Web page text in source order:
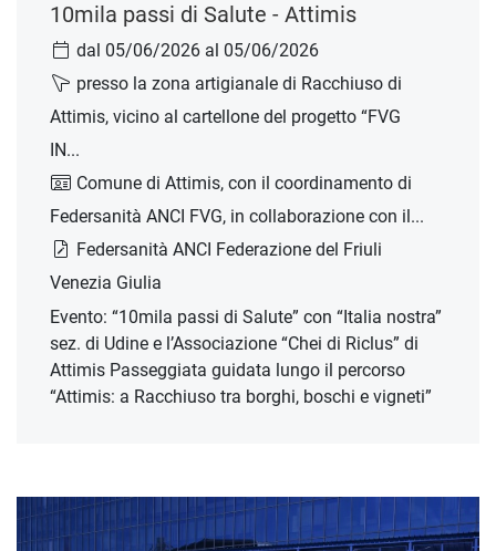
10mila passi di Salute - Attimis
dal 05/06/2026 al 05/06/2026
presso la zona artigianale di Racchiuso di
Attimis, vicino al cartellone del progetto “FVG
IN...
Comune di Attimis, con il coordinamento di
Federsanità ANCI FVG, in collaborazione con il...
Federsanità ANCI Federazione del Friuli
Venezia Giulia
Evento: “10mila passi di Salute” con “Italia nostra”
sez. di Udine e l’Associazione “Chei di Riclus” di
Attimis Passeggiata guidata lungo il percorso
“Attimis: a Racchiuso tra borghi, boschi e vigneti”